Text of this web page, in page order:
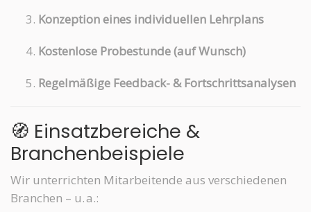
Konzeption eines individuellen Lehrplans
Kostenlose Probestunde (auf Wunsch)
Regelmäßige Feedback- & Fortschrittsanalysen
🧭 Einsatzbereiche &
Branchenbeispiele
Wir unterrichten Mitarbeitende aus verschiedenen
Branchen – u. a.: